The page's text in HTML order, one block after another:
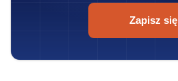
Zapisz się